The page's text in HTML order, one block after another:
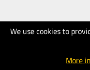
We use cookies to
More